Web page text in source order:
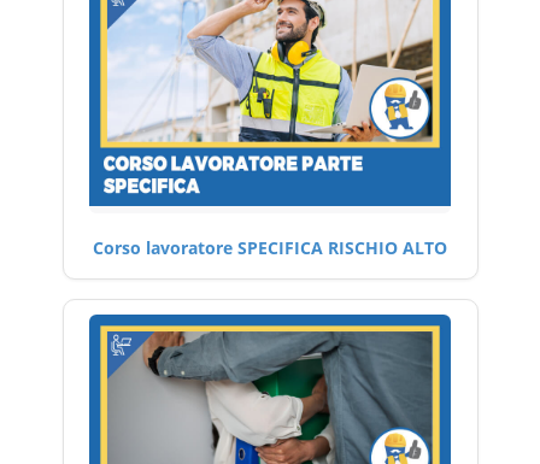
Corso lavoratore SPECIFICA RISCHIO ALTO